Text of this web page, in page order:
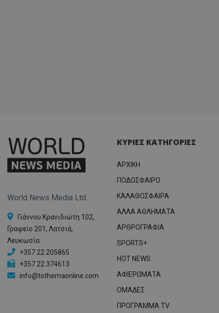
World News Media Ltd
Γιάννου Κρανιδιώτη 102,
Γραφείο 201, Λατσιά,
Λευκωσία
+357 22 205865
+357 22 374613
info@tothemaonline.com
ΚΥΡΙΕΣ ΚΑΤΗΓΟΡΙΕΣ
ΑΡΧΙΚΗ
ΠΟΔΟΣΦΑΙΡΟ
ΚΑΛΑΘΟΣΦΑΙΡΑ
ΑΛΛΑ ΑΘΛΗΜΑΤΑ
ΑΡΘΡΟΓΡΑΦΙΑ
SPORTS+
HOT NEWS
ΑΦΙΕΡΩΜΑΤΑ
ΟΜΑΔΕΣ
ΠΡΟΓΡΑΜΜΑ TV